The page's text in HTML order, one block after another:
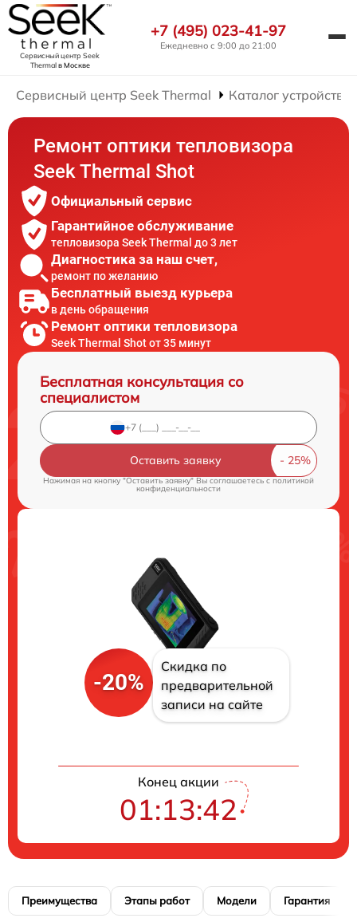
Сервисный центр Seek
Thermalв Москве
+7 (495) 023-41-97
Ежедневно с 9:00 до 21:00
Сервисный центр Seek Thermal Каталог устройств
Ремонт оптики тепловизора
Seek Thermal Shot
Официальный сервис
Гарантийное обслуживание
тепловизора Seek Thermal до 3 лет
Диагностика за наш счет,
ремонт по желанию
Бесплатный выезд курьера
в день обращения
Ремонт оптики тепловизора
Seek Thermal Shot от 35 минут
Бесплатная консультация со
специалистом
Оставить заявку
Нажимая на кнопку "Оставить заявку" Вы соглашаетесь cполитикой
конфиденциальности
-20%
Скидка по
предварительной
записи на сайте
Конец акции
01:13:41
Преимущества Этапы работ Модели Гарантия